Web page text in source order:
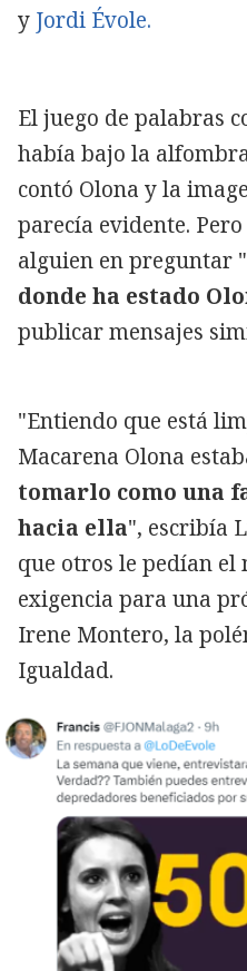
y Jordi Évole.
El juego de palabras
había bajo la
contó Olona y la
parecía evidente.
alguien en preguntar "
donde ha estado
publicar mensajes
"Entiendo que está
Macarena Olona
tomarlo como una
hacia ella", escribía
que otros le pedían el
exigencia para una
Irene Montero, la
Igualdad.